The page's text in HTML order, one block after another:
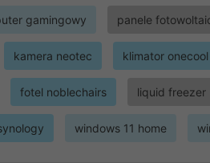
gamingowy panele
kamera neotec klimator onecool
fotel noblechairs liquid freezer
windows 11 home